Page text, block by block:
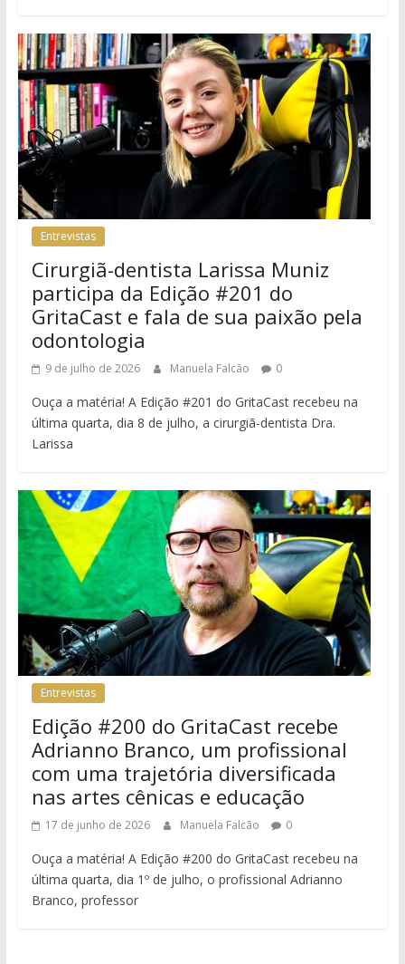
Entrevistas
Cirurgiã-dentista Larissa Muniz
participa da Edição #201 do
GritaCast e fala de sua paixão pela
odontologia
9 de julho de 2026 Manuela Falcão 0
Ouça a matéria! A Edição #201 do GritaCast recebeu na
última quarta, dia 8 de julho, a cirurgiã-dentista Dra.
Larissa
Entrevistas
Edição #200 do GritaCast recebe
Adrianno Branco, um profissional
com uma trajetória diversificada
nas artes cênicas e educação
17 de junho de 2026 Manuela Falcão 0
Ouça a matéria! A Edição #200 do GritaCast recebeu na
última quarta, dia 1º de julho, o profissional Adrianno
Branco, professor